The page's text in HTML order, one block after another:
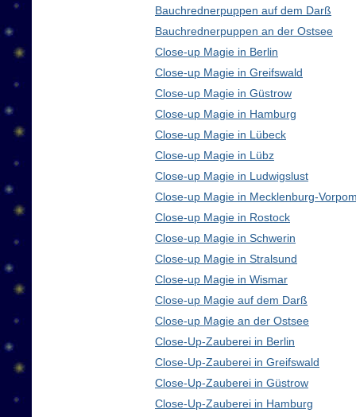
Bauchrednerpuppen auf dem Darß
Bauchrednerpuppen an der Ostsee
Close-up Magie in Berlin
Close-up Magie in Greifswald
Close-up Magie in Güstrow
Close-up Magie in Hamburg
Close-up Magie in Lübeck
Close-up Magie in Lübz
Close-up Magie in Ludwigslust
Close-up Magie in Mecklenburg-
Close-up Magie in Rostock
Close-up Magie in Schwerin
Close-up Magie in Stralsund
Close-up Magie in Wismar
Close-up Magie auf dem Darß
Close-up Magie an der Ostsee
Close-Up-Zauberei in Berlin
Close-Up-Zauberei in Greifswald
Close-Up-Zauberei in Güstrow
Close-Up-Zauberei in Hamburg